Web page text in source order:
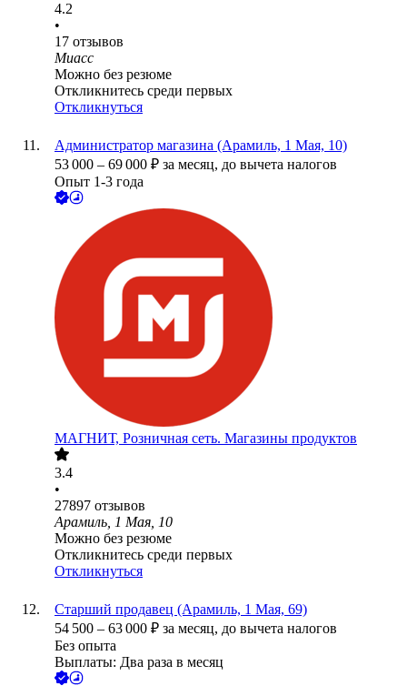
4.2
•
17 отзывов
Миасс
Можно без резюме
Откликнитесь среди первых
Откликнуться
Администратор магазина (Арамиль, 1 Мая, 10)
53 000 – 69 000 ₽ за месяц, до вычета налогов
Опыт 1-3 года
МАГНИТ, Розничная сеть. Магазины продуктов
3.4
•
27897 отзывов
Арамиль, 1 Мая, 10
Можно без резюме
Откликнитесь среди первых
Откликнуться
Старший продавец (Арамиль, 1 Мая, 69)
54 500 – 63 000 ₽ за месяц, до вычета налогов
Без опыта
Выплаты: Два раза в месяц